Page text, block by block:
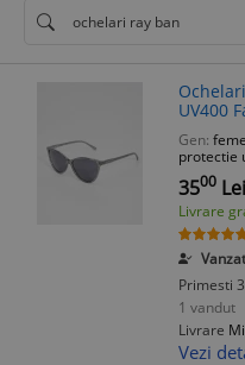
ochelari ray ban
UV400
Protectie
Gen:
protectie
lentila:
3500 Lei
Livrare
Primesti
1 vandut
Livrare
Vezi